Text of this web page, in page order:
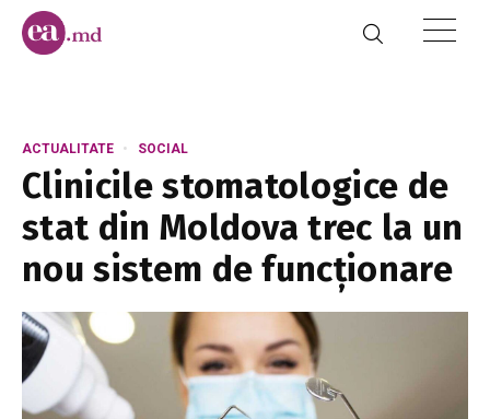
ACTUALITATE SOCIAL
Clinicile stomatologice de
stat din Moldova trec la un
nou sistem de funcționare